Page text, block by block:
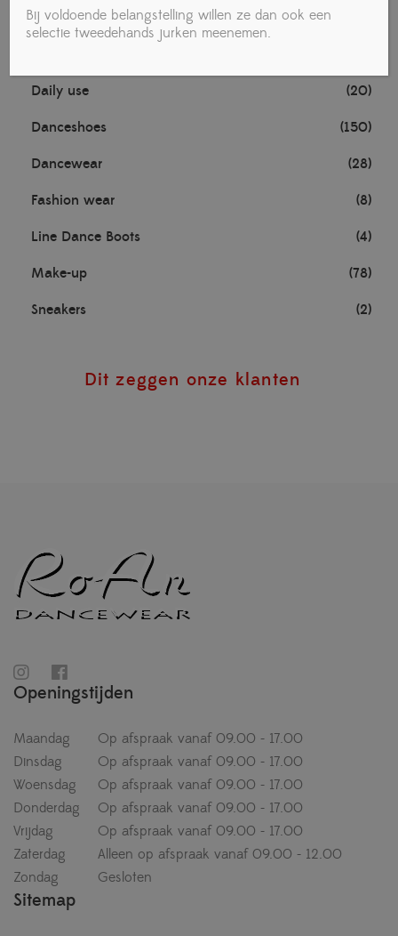
Accessories
Daily use (20)
Danceshoes (150)
Dancewear (28)
Fashion wear (8)
Line Dance Boots (4)
Make-up (78)
Sneakers (2)
Dit zeggen onze klanten
Openingstijden
Maandag
Op afspraak vanaf 09.00 - 17.00
Dinsdag
Op afspraak vanaf 09.00 - 17.00
Woensdag
Op afspraak vanaf 09.00 - 17.00
Donderdag
Op afspraak vanaf 09.00 - 17.00
Vrijdag
Op afspraak vanaf 09.00 - 17.00
Zaterdag
Alleen op afspraak vanaf 09.00 - 12.00
Zondag
Gesloten
Sitemap
Bij voldoende belangstelling willen ze dan ook een
selectie tweedehands jurken meenemen.